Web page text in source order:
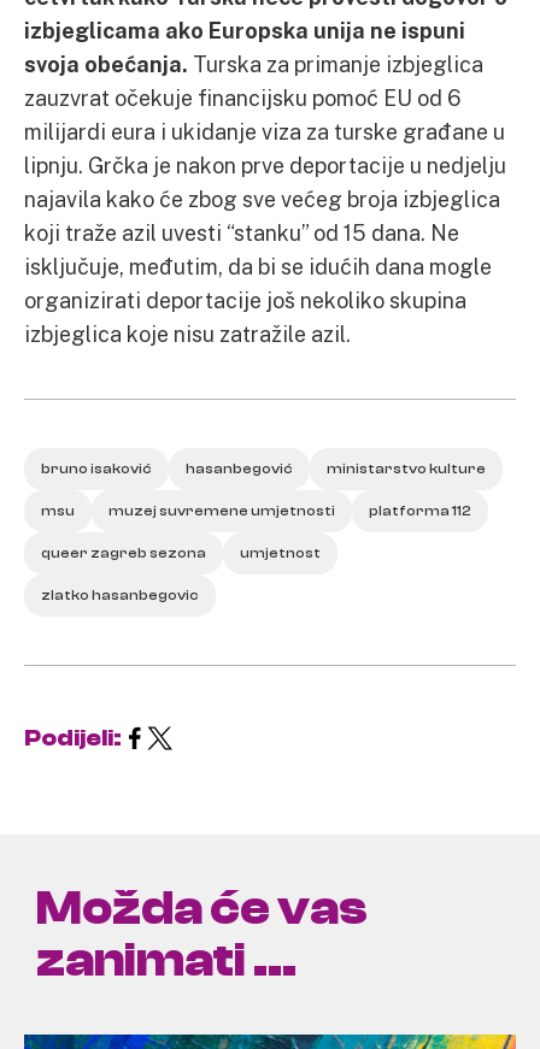
izbjeglicama ako Europska unija ne ispuni
svoja obećanja. Turska za primanje izbjeglica
zauzvrat očekuje financijsku pomoć EU od 6
milijardi eura i ukidanje viza za turske građane u
lipnju. Grčka je nakon prve deportacije u nedjelju
najavila kako će zbog sve većeg broja izbjeglica
koji traže azil uvesti “stanku” od 15 dana. Ne
isključuje, međutim, da bi se idućih dana mogle
organizirati deportacije još nekoliko skupina
izbjeglica koje nisu zatražile azil.
bruno isaković hasanbegović ministarstvo kulture
msu muzej suvremene umjetnosti platforma 112
queer zagreb sezona umjetnost
zlatko hasanbegovic
Podijeli:
Možda će vas
zanimati ...